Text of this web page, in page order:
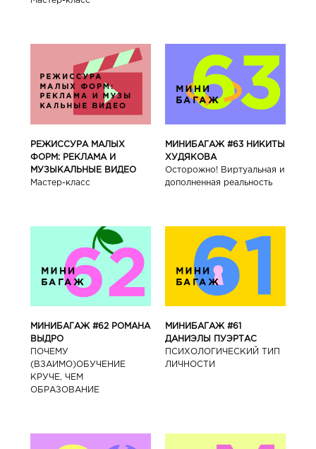
РЕЖИССУРА МАЛЫХ
ФОРМ: РЕКЛАМА И
МУЗЫКАЛЬНЫЕ ВИДЕО
Мастер-класс
МИНИБАГАЖ #63 НИКИТЫ
ХУДЯКОВА
Осторожно! Виртуальная и
дополненная реальность
МИНИБАГАЖ #62 РОМАНА
ВЫДРО
ПОЧЕМУ
(ВЗАИМО)ОБУЧЕНИЕ
КРУЧЕ, ЧЕМ
ОБРАЗОВАНИЕ
МИНИБАГАЖ #61
ДАНИЭЛЫ ПУЭРТАС
ПСИХОЛОГИЧЕСКИЙ ТИП
ЛИЧНОСТИ